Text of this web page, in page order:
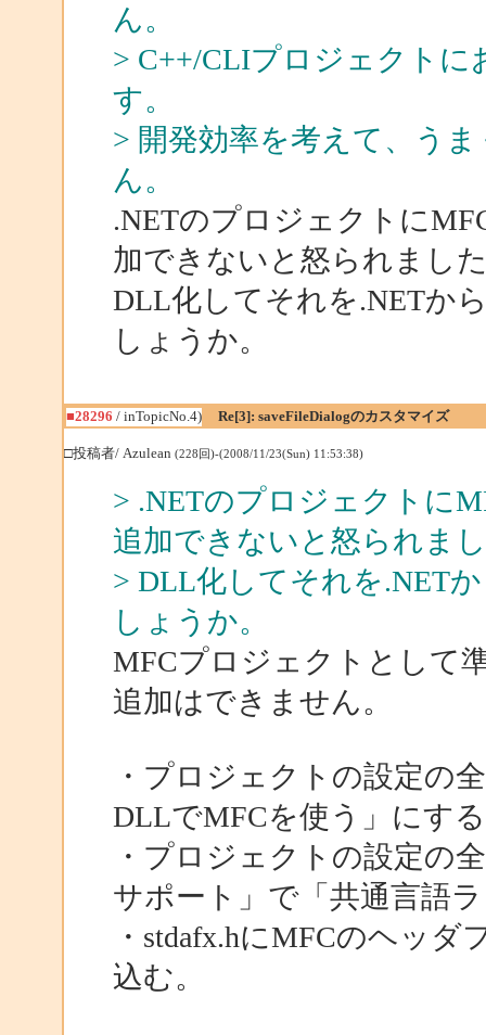
ん。
> C++/CLIプロジェクト
す。
> 開発効率を考えて、う
ん。
.NETのプロジェクトに
加できないと怒られまし
DLL化してそれを.NETか
しょうか。
■28296 / inTopicNo.4) Re[3]: saveFileDialogのカスタマイズ
□投稿者/ Azulean (228回)-(2008/11/23(Sun) 11:53:38)
> .NETのプロジェクトに
追加できないと怒られま
> DLL化してそれを.NET
しょうか。
MFCプロジェクトとして
追加はできません。
・プロジェクトの設定の
DLLでMFCを使う」にす
・プロジェクトの設定の
サポート」で「共通言語
・stdafx.hにMFCのヘッ
込む。